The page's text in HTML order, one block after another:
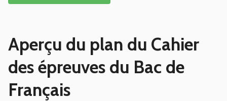
Aperçu du plan du Cahier
des épreuves du Bac de
Français